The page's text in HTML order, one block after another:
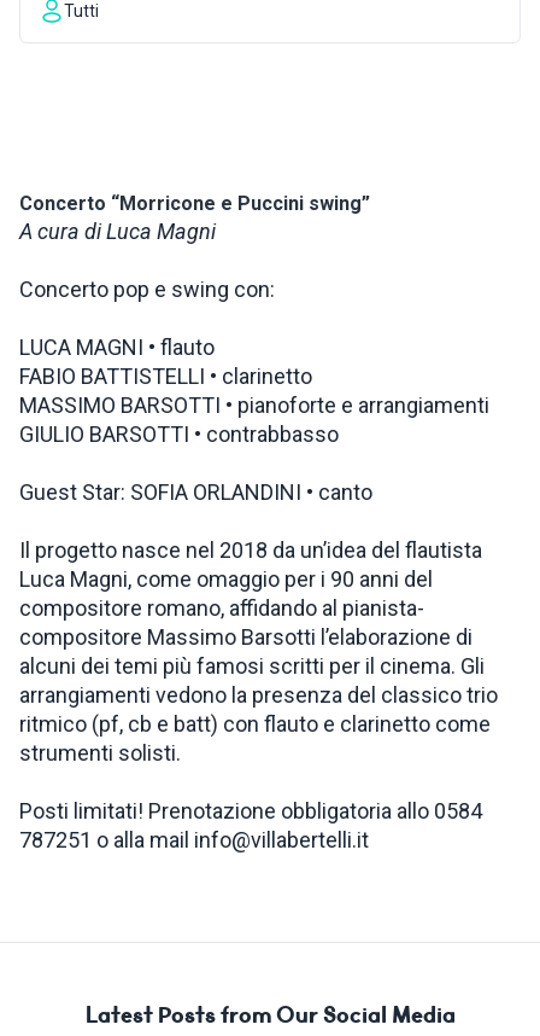
CONTACTS
Tutti
Concerto “Morricone e Puccini swing”
A cura di Luca Magni
Concerto pop e swing con:
LUCA MAGNI • flauto
FABIO BATTISTELLI • clarinetto
MASSIMO BARSOTTI • pianoforte e arrangiamenti
GIULIO BARSOTTI • contrabbasso
Guest Star: SOFIA ORLANDINI • canto
Il progetto nasce nel 2018 da un’idea del flautista
Luca Magni, come omaggio per i 90 anni del
compositore romano, affidando al pianista-
compositore Massimo Barsotti l’elaborazione di
alcuni dei temi più famosi scritti per il cinema. Gli
arrangiamenti vedono la presenza del classico trio
ritmico (pf, cb e batt) con flauto e clarinetto come
strumenti solisti.
Posti limitati! Prenotazione obbligatoria allo 0584
787251 o alla mail info@villabertelli.it
Latest Posts from Our Social Media